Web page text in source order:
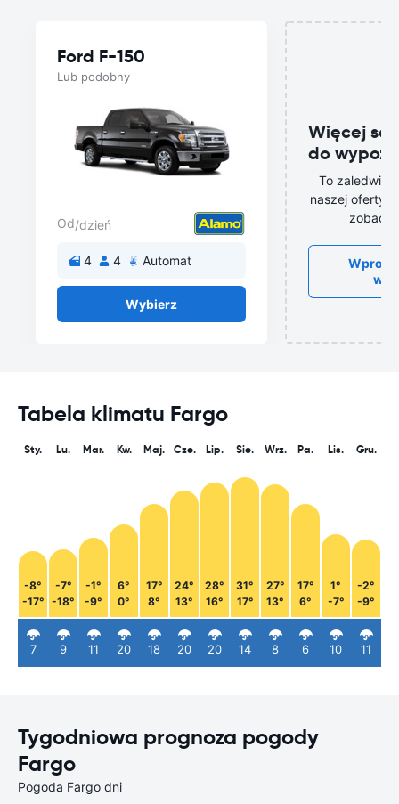
Ford F-150
Lub podobny
Od/dzień
4 4 Automat
Wybierz
Więcej
do
To zaledwie
naszej oferty
Tabela klimatu Fargo
Sty.
-8°
-17°
7
Lu.
-7°
-18°
9
Mar.
-1°
-9°
11
Kw.
6°
0°
20
Maj.
17°
8°
18
Cze.
24°
13°
20
Lip.
28°
16°
20
Sie.
31°
17°
14
Wrz.
27°
13°
8
Pa.
17°
6°
6
Lis.
1°
-7°
10
Gru.
-2°
-9°
11
Tygodniowa prognoza pogody
Fargo
Pogoda Fargo dni